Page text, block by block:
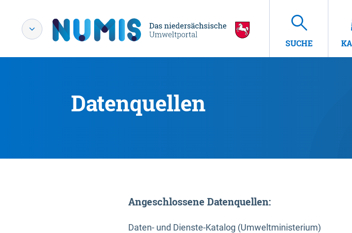
SUCHE
Datenquellen
Angeschlossene Datenquellen:
Daten- und Dienste-Katalog (Umweltministerium)